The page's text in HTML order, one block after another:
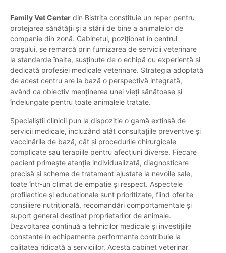
Family Vet Center din Bistrița constituie un reper pentru
protejarea sănătății și a stării de bine a animalelor de
companie din zonă. Cabinetul, poziționat în centrul
orașului, se remarcă prin furnizarea de servicii veterinare
la standarde înalte, susținute de o echipă cu experiență și
dedicată profesiei medicale veterinare. Strategia adoptată
de acest centru are la bază o perspectivă integrată,
având ca obiectiv menținerea unei vieți sănătoase și
îndelungate pentru toate animalele tratate.
Specialiștii clinicii pun la dispoziție o gamă extinsă de
servicii medicale, incluzând atât consultațiile preventive și
vaccinările de bază, cât și procedurile chirurgicale
complicate sau terapiile pentru afecțiuni diverse. Fiecare
pacient primește atenție individualizată, diagnosticare
precisă și scheme de tratament ajustate la nevoile sale,
toate într-un climat de empatie și respect. Aspectele
profilactice și educaționale sunt prioritizate, fiind oferite
consiliere nutrițională, recomandări comportamentale și
suport general destinat proprietarilor de animale.
Dezvoltarea continuă a tehnicilor medicale și investițiile
constante în echipamente performante contribuie la
calitatea ridicată a serviciilor. Acesta cabinet veterinar